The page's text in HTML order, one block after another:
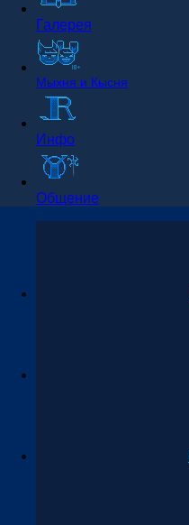
Галерея
Мыхня и Кысня
Инфо
Общение